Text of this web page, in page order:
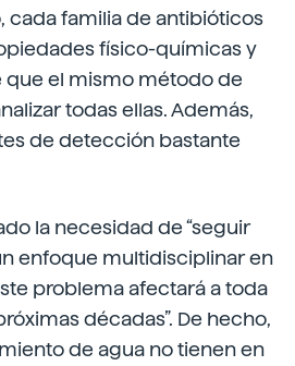
cada familia de antibióticos
físico-químicas y
el mismo método de
todas ellas. Además,
de detección bastante
la necesidad de “seguir
enfoque multidisciplinar en
problema afectará a toda
décadas”. De hecho,
de agua no tienen en